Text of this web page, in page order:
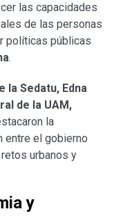
las capacidades
de las personas
políticas públicas
.
la Sedatu, Edna
de la UAM,
la
entre el gobierno
urbanos y
y